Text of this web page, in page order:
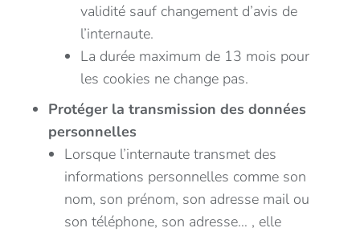
validité sauf changement d’avis de
l’internaute.
La durée maximum de 13 mois pour
les cookies ne change pas.
Protéger la transmission des données
personnelles
Lorsque l’internaute transmet des
informations personnelles comme son
nom, son prénom, son adresse mail ou
son téléphone, son adresse… , elle